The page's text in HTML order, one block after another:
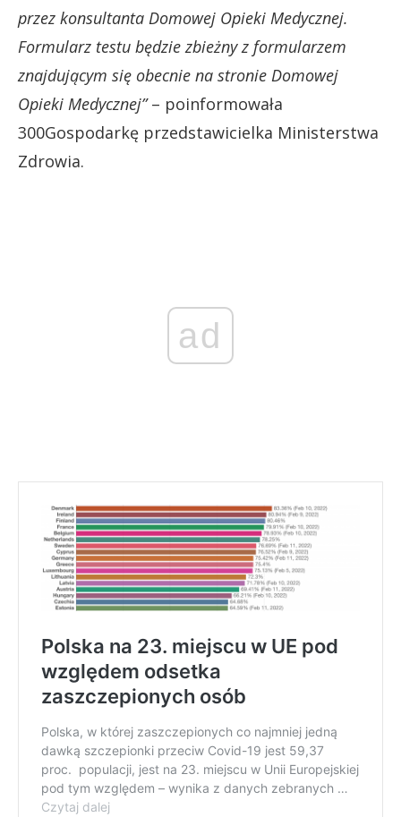
przez konsultanta Domowej Opieki Medycznej.
Formularz testu będzie zbieżny z formularzem
znajdującym się obecnie na stronie Domowej
Opieki Medycznej”– poinformowała
300Gospodarkę przedstawicielka Ministerstwa
Zdrowia.
ad